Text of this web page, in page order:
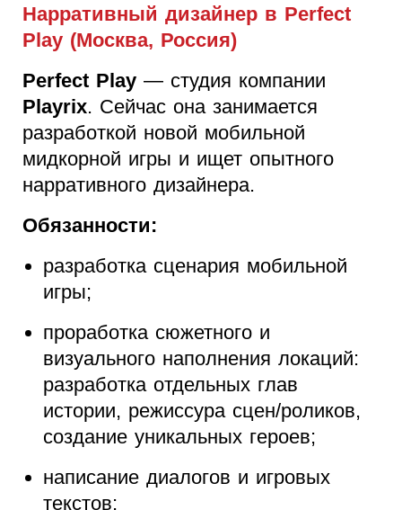
Нарративный дизайнер в Perfect
Play (Москва, Россия)
Perfect Play — студия компании
Playrix. Сейчас она занимается
разработкой новой мобильной
мидкорной игры и ищет опытного
нарративного дизайнера.
Обязанности:
разработка сценария мобильной
игры;
проработка сюжетного и
визуального наполнения локаций:
разработка отдельных глав
истории, режиссура сцен/роликов,
создание уникальных героев;
написание диалогов и игровых
текстов;